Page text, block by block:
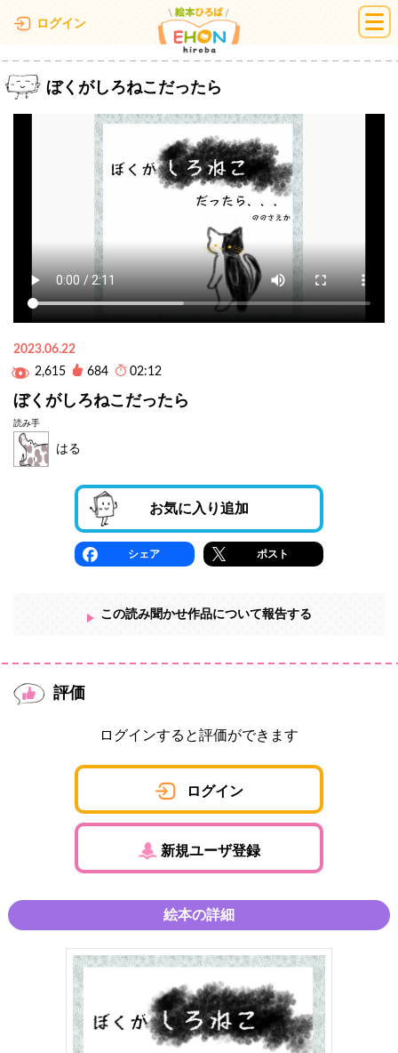
ログイン 絵本ひろば
ぼくがしろねこだったら
2023.06.22
2,615
684 02:12
ぼくがしろねこだったら
読み手
はる
お気に入り追加
シェア ポスト
この読み聞かせ作品について報告する
評価
ログインすると評価ができます
ログイン
新規ユーザ登録
絵本の詳細